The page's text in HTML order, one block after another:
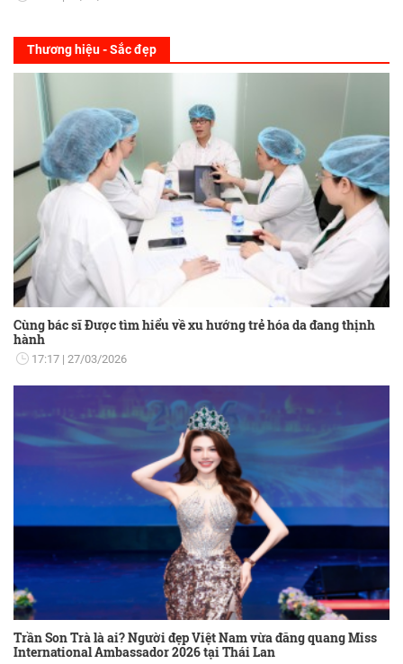
Thương hiệu - Sắc đẹp
Cùng bác sĩ Được tìm hiểu về xu hướng trẻ hóa da đang thịnh
hành
17:17 27/03/2026
Trần Son Trà là ai? Người đẹp Việt Nam vừa đăng quang Miss
International Ambassador 2026 tại Thái Lan